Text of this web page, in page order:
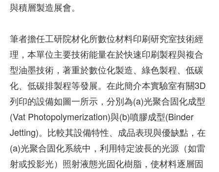
與積層製造展會。
筆者擔任工研院材化所數位材料印刷研究室技術經
理，本單位主要技術能量在於快速印刷製程與複合
型油墨技術，著重於數位化製造、綠色製程、低碳
化、低碳排製程等發展。在此簡介本實驗室有關3D
列印的設備如圖一所示，分別為(a)光聚合固化成型
(Vat Photopolymerization)與(b)噴膠成型(Binder
Jetting)。比較其設備特性、成品表現與優缺點，在
(a)光聚合固化系統中，利用特定波長的光源（如雷
射或投影光）照射液態光固化樹脂，使材料逐層固